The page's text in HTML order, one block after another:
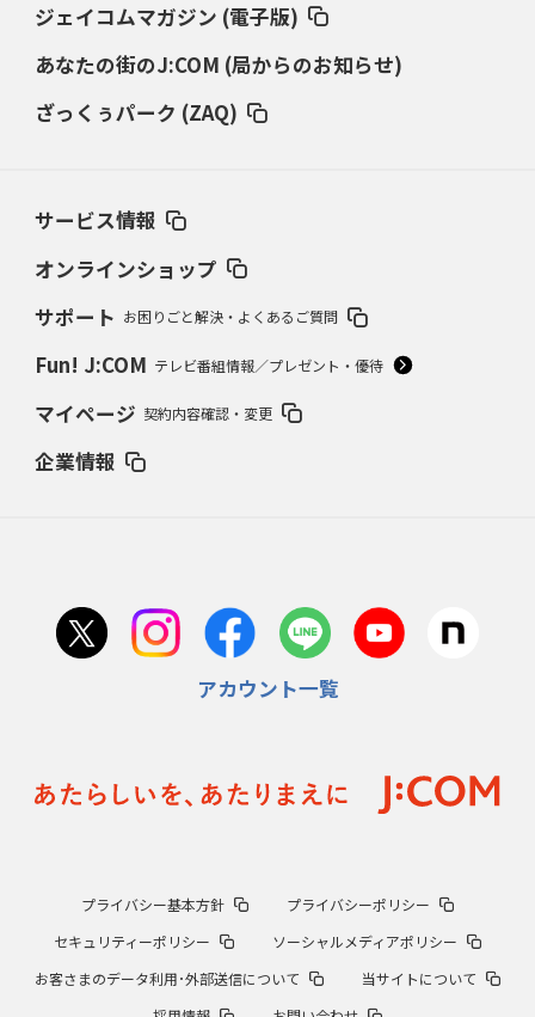
ジェイコムマガジン (電子版)
あなたの街のJ:COM (局からのお知らせ)
ざっくぅパーク (ZAQ)
サービス情報
オンラインショップ
サポート お困りごと解決・よくあるご質問
Fun! J:COM テレビ番組情報／プレゼント・優待
マイページ 契約内容確認・変更
企業情報
アカウント一覧
プライバシー基本方針
プライバシーポリシー
セキュリティーポリシー
ソーシャルメディアポリシー
お客さまのデータ利用･外部送信について
当サイトについて